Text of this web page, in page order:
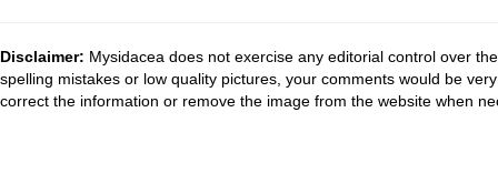
Disclaimer: Mysidacea does not exercise any editorial control over
spelling mistakes or low quality pictures, your comments would be
correct the information or remove the image from the website when